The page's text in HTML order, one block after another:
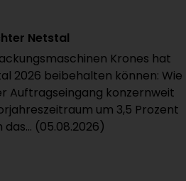
Netstal
Krones hat
2026 beibehalten können: Wie
Auftragseingang konzernweit
um 3,5 Prozent
(05.08.2026)